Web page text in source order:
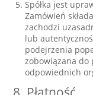
Spółka jest
Zamówień
zachodzi
lub
podejrzenia
zobowiązana do
odpowiednich